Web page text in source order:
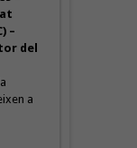
–
del
a